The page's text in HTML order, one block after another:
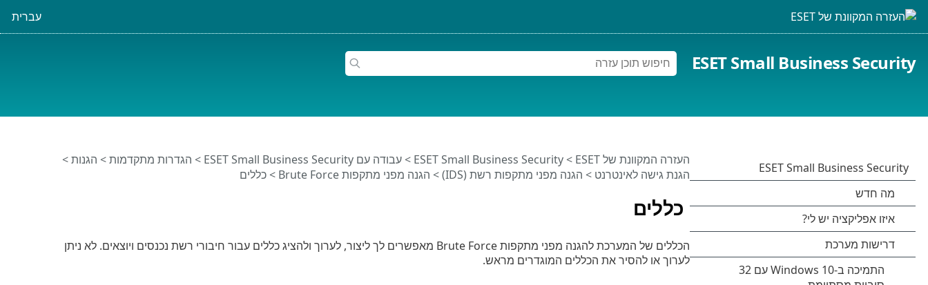
עברית
ESET Small Business Security
כללים
העזרה המקוונת של ESET >
ESET Small Business Security
>עבודה עם ESET Small Business Security > הגדרות מתקדמות> הגנות>
הגנת גישה לאינטרנט > הגנה מפני מתקפות רשת (IDS) > הגנה מפני מתקפות Brute Force > כללים
הכללים של המערכת להגנה מפני מתקפות Brute Force מאפשרים לך ליצור, לערוך ולהציג כללים עבור חיבורי רשת נכנסים ויוצאים. לא ניתן
לערוך או להסיר את הכללים המוגדרים מראש.